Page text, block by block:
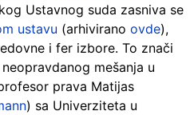
Ustavnog suda zasniva se
ustavu (arhivirano ovde),
i fer izbore. To znači
mešanja u
prava Matijas
) sa Univerziteta u